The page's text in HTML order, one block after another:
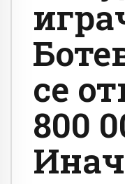
се
800